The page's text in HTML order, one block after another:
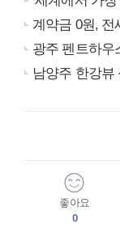
계약금 0원, 전
광주 펜트하우
남양주 한강뷰
좋아요
0